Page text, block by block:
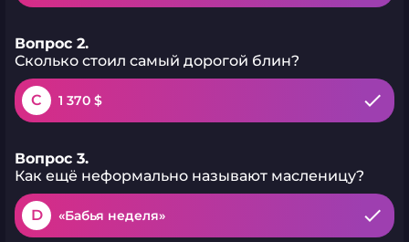
Вопрос 2.
Сколько стоил самый дорогой блин?
C 1 370 $
Вопрос 3.
Как ещё неформально называют масленицу?
D «Бабья неделя»